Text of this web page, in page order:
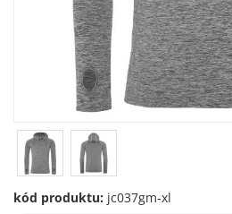
kód produktu: jc037gm-xl